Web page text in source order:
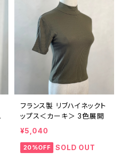
フランス製 リブハイネックト
ップス＜カーキ＞ 3色展開
¥5,040
20%OFF SOLD OUT